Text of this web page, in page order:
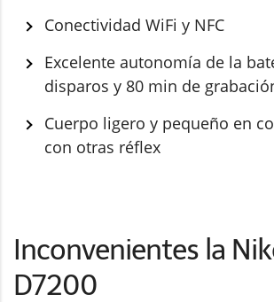
Conectividad WiFi y NFC
Excelente autonomía de la
disparos y 80 min de
Cuerpo ligero y pequeño en
con otras réflex
Inconvenientes la
D7200